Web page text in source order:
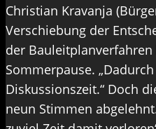
Christian Kravanja
Verschiebung der
der
Sommerpause.
Diskussionszeit.“ Doch
neun Stimmen